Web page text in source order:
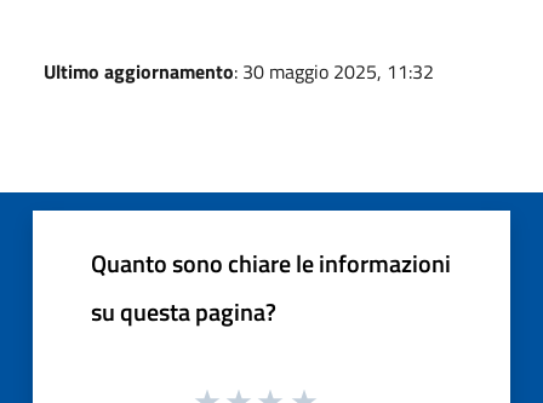
Ultimo aggiornamento: 30 maggio 2025, 11:32
Quanto sono chiare le informazioni
su questa pagina?